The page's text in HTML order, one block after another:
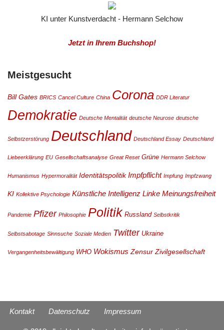
KI unter Kunstverdacht - Hermann Selchow
Jetzt in Ihrem Buchshop!
Meistgesucht
Bill Gates BRICS Cancel Culture China Corona DDR Literatur
Demokratie Deutsche Mentalität deutsche Neurose deutsche
Selbstzerstörung Deutschland Deutschland Essay Deutschland
Liebeerklärung EU Gesellschaftsanalyse Great Reset Grüne Hermann Selchow
Humanismus Hypermoralität Identitätspolitik Impfpflicht Impfung Impfzwang
KI Kollektive Psychologie Künstliche Intelligenz Linke Meinungsfreiheit
Pandemie Pfizer Philosophie Politik Russland Selbstkritik
Selbstsabotage Sinnsuche Soziale Medien Twitter Ukraine
Vergangenheitsbewältigung WHO Wokismus Zensur Zivilgesellschaft
Kontakt Datenschutz Impressum